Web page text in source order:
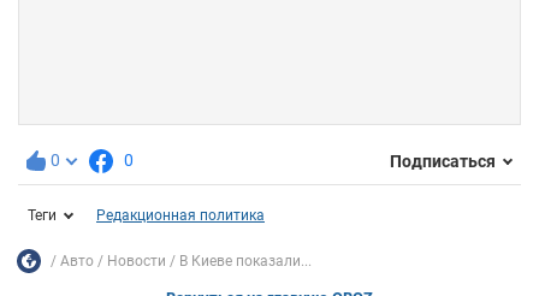
0 0 Подписаться
Теги Редакционная политика
Авто Новости В Киеве показали...